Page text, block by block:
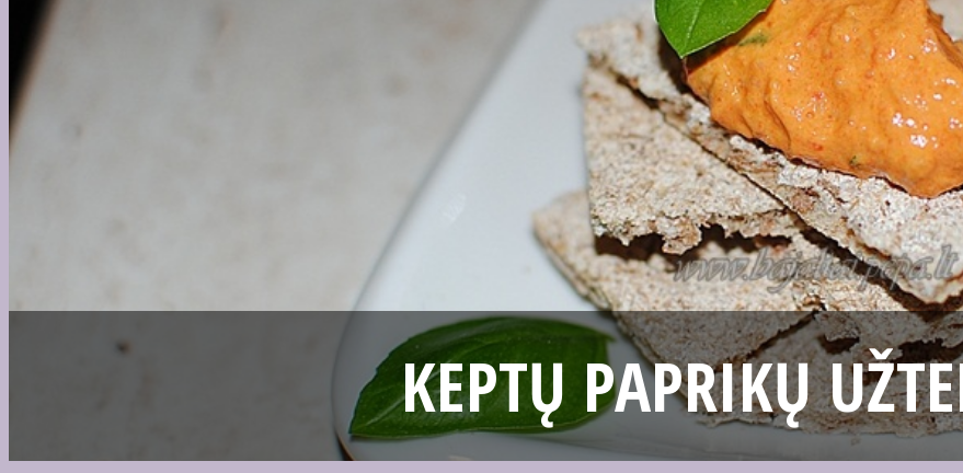
KEPTŲ PAPRIKŲ